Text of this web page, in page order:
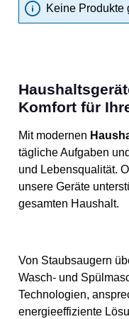
Keine Produkte
Komfort für
Mit modernen
tägliche Aufgaben
und Lebensqualität.
unsere Geräte
gesamten Haushalt.
Von Staubsaugern
Wasch- und
Technologien,
energieeffiziente